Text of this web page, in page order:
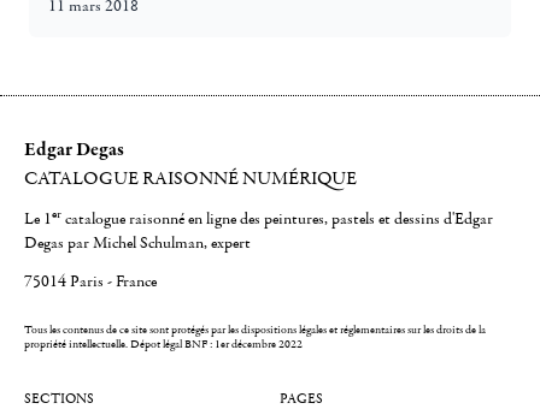
11 mars 2018
Edgar Degas
CATALOGUE RAISONNÉ NUMÉRIQUE
Le 1er catalogue raisonné en ligne des peintures, pastels et dessins d'Edgar
Degas par Michel Schulman, expert
75014 Paris - France
Tous les contenus de ce site sont protégés par les dispositions légales et réglementaires sur les droits de la
propriété intellectuelle.Dépot légal BNF : 1er décembre 2022
SECTIONS PAGES